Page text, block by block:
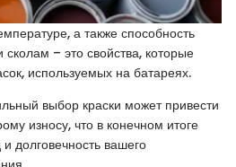
а также способность
сколам – это свойства, которые
используемых на батареях.
выбор краски может привести
износу, что в конечном итоге
долговечность вашего